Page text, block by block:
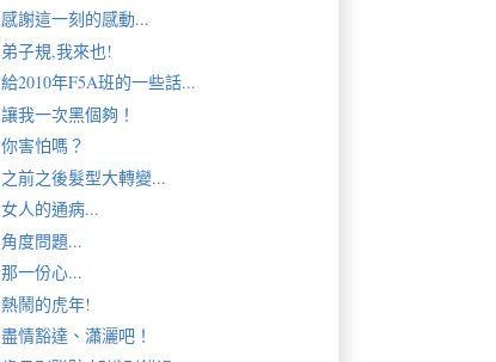
感謝這一刻的感動...
弟子規,我來也!
給2010年F5A班的一些話...
讓我一次黑個夠！
你害怕嗎？
之前之後髮型大轉變...
女人的通病...
角度問題...
那一份心...
熱鬧的虎年!
盡情豁達、瀟灑吧！